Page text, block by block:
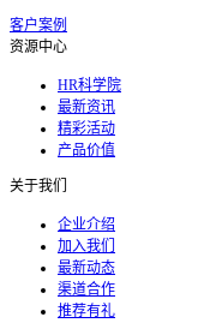
客户案例
资源中心
HR科学院
最新资讯
精彩活动
产品价值
关于我们
企业介绍
加入我们
最新动态
渠道合作
推荐有礼